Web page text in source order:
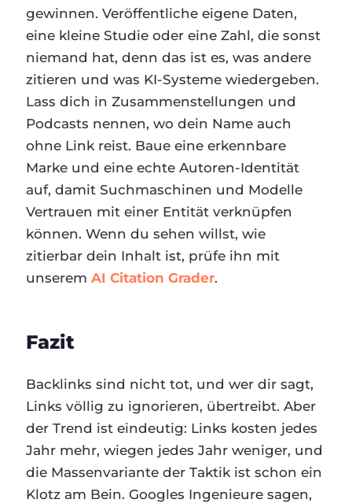
gewinnen. Veröffentliche eigene Daten,
eine kleine Studie oder eine Zahl, die sonst
niemand hat, denn das ist es, was andere
zitieren und was KI-Systeme wiedergeben.
Lass dich in Zusammenstellungen und
Podcasts nennen, wo dein Name auch
ohne Link reist. Baue eine erkennbare
Marke und eine echte Autoren-Identität
auf, damit Suchmaschinen und Modelle
Vertrauen mit einer Entität verknüpfen
können. Wenn du sehen willst, wie
zitierbar dein Inhalt ist, prüfe ihn mit
unseremAI Citation Grader.
Fazit
Backlinks sind nicht tot, und wer dir sagt,
Links völlig zu ignorieren, übertreibt. Aber
der Trend ist eindeutig: Links kosten jedes
Jahr mehr, wiegen jedes Jahr weniger, und
die Massenvariante der Taktik ist schon ein
Klotz am Bein. Googles Ingenieure sagen,